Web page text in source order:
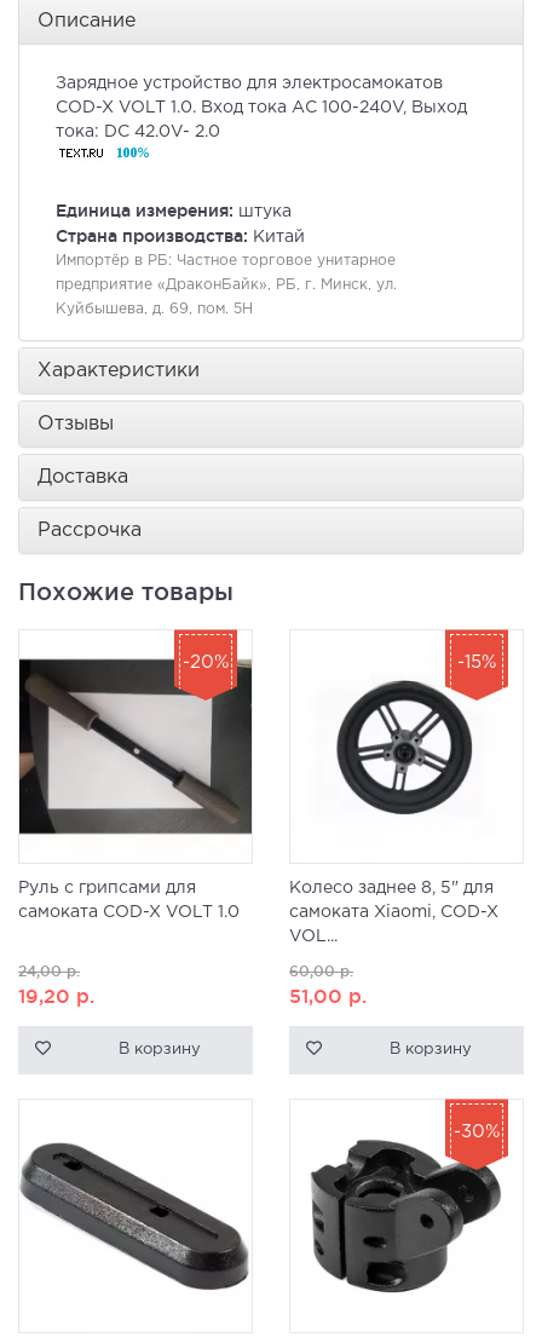
Описание
Зарядное устройство для электросамокатов
COD-X VOLT .0. Вход тока АС 100-240V
Выход
тока: DC 42.0V- 2.0
Единица измерения: штука
Страна производства: Китай
Импортёр в РБ: Частное торговое унитарное
предприятие «ДраконБайк», РБ, г. Минск, ул.
Куйбышева, д. 69, пом. 5Н
Характеристики
Отзывы
Доставка
Рассрочка
Похожие товары
Руль с грипсами для
самоката COD-X VOLT 1.0
24,00р.
19,20 р.
В корзину
-20%
Колесо заднее 8, 5" для
самоката Xiaomi, COD-X
VOL...
60,00р.
51,00 р.
В корзину
-15%
-30%